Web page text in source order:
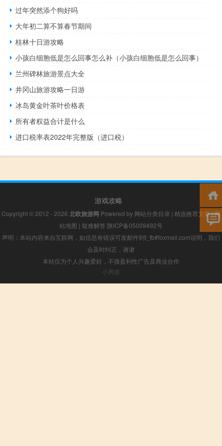
过年突然添个狗好吗
大年初二算不算春节期间
桂林十日游攻略
小孩白细胞低是怎么回事怎么补（小孩白细胞低是怎么回事）
兰州碑林旅游景点大全
井冈山旅游攻略一日游
冰岛黄金叶茶叶价格表
所有者权益合计是什么
进口税率表2022年完整版（进口税）
游戏攻略
Copyright © 2012 - 2026 北欧旅游网 Powered by 网站分类目录 | 精选推荐文章|网
站地图 | 疑难解答 陕ICP备05009492号
声明：本站内容来自互联网，如信息有错误可发邮件到f_fb#foxmail.com说明，我们
会及时纠正，谢谢
本站仅为个人兴趣爱好，不接盈利性广告及商业合作
小男孩